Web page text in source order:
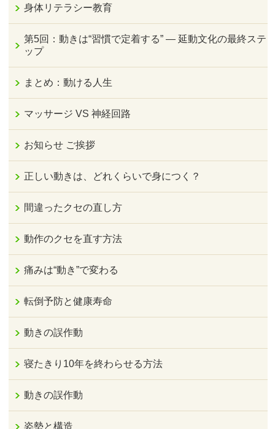
身体リテラシー教育
第5回：動きは“習慣で定着する” — 延動文化の最終ステ
ップ
まとめ：動ける人生
マッサージ VS 神経回路
お知らせ ご挨拶
正しい動きは、どれくらいで身につく？
間違ったクセの直し方
動作のクセを直す方法
痛みは“動き”で変わる
転倒予防と健康寿命
動きの誤作動
寝たきり10年を終わらせる方法
動きの誤作動
姿勢と構造